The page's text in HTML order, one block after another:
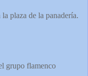
plaza de la panadería.
grupo flamenco